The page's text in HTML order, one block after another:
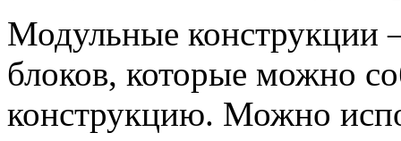
Модульные конструкции
блоков, которые можно
конструкцию. Можно